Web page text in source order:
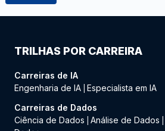
TRILHAS POR CARREIRA
Carreiras de IA
Engenharia de IA Especialista em IA
Carreiras de Dados
Ciência de Dados
Análise de Dados